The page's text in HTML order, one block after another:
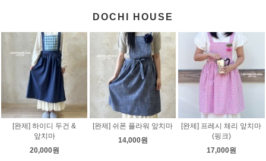
DOCHI HOUSE
[완제] 하이디 두건 &
앞치마
20,000원
[완제] 쉬폰 플라워 앞치마
14,000원
[완제] 프레시 체리 앞치마
(핑크)
17,000원